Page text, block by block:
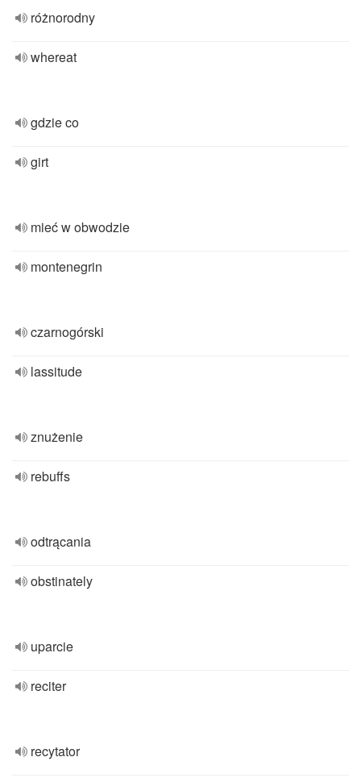
różnorodny
whereat
gdzie co
girt
mieć w obwodzie
montenegrin
czarnogórski
lassitude
znużenie
rebuffs
odtrącania
obstinately
uparcie
reciter
recytator